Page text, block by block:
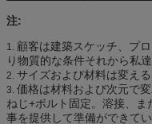
注:
1. 顧客は建築スケッチ、プ
り物質的な条件それから私
2. サイズおよび材料は変える
3. 価格は材料および次元で変
ねじ+ボルト固定。溶接、
事を提供して準備ができてい